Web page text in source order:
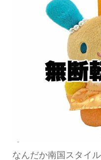
なんだか南国スタイ